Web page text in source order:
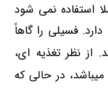
استفاده نمی شود
فسیلی را گاهاً
. از نظر تغذیه ای،
باشد، در حالی که